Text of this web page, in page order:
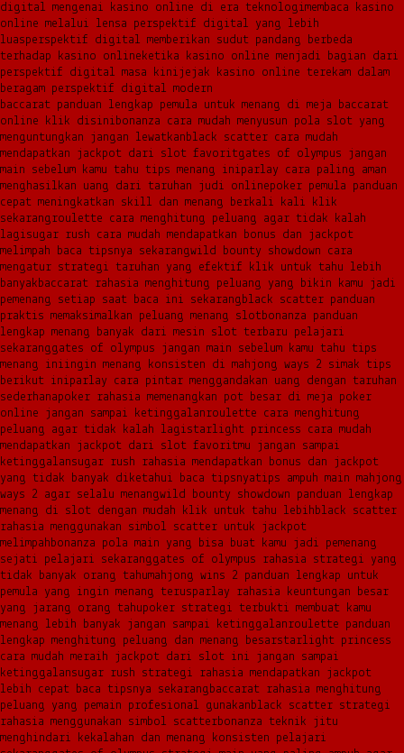
digital mengenai kasino online di era teknologimembaca kasino
online melalui lensa perspektif digital yang lebih
luasperspektif digital memberikan sudut pandang berbeda
terhadap kasino onlineketika kasino online menjadi bagian dari
perspektif digital masa kinijejak kasino online terekam dalam
beragam perspektif digital modern
baccarat panduan lengkap pemula untuk menang di meja baccarat
online klik disinibonanza cara mudah menyusun pola slot yang
menguntungkan jangan lewatkanblack scatter cara mudah
mendapatkan jackpot dari slot favoritgates of olympus jangan
main sebelum kamu tahu tips menang iniparlay cara paling aman
menghasilkan uang dari taruhan judi onlinepoker pemula panduan
cepat meningkatkan skill dan menang berkali kali klik
sekarangroulette cara menghitung peluang agar tidak kalah
lagisugar rush cara mudah mendapatkan bonus dan jackpot
melimpah baca tipsnya sekarangwild bounty showdown cara
mengatur strategi taruhan yang efektif klik untuk tahu lebih
banyakbaccarat rahasia menghitung peluang yang bikin kamu jadi
pemenang setiap saat baca ini sekarangblack scatter panduan
praktis memaksimalkan peluang menang slotbonanza panduan
lengkap menang banyak dari mesin slot terbaru pelajari
sekaranggates of olympus jangan main sebelum kamu tahu tips
menang iniingin menang konsisten di mahjong ways 2 simak tips
berikut iniparlay cara pintar menggandakan uang dengan taruhan
sederhanapoker rahasia memenangkan pot besar di meja poker
online jangan sampai ketinggalanroulette cara menghitung
peluang agar tidak kalah lagistarlight princess cara mudah
mendapatkan jackpot dari slot favoritmu jangan sampai
ketinggalansugar rush rahasia mendapatkan bonus dan jackpot
yang tidak banyak diketahui baca tipsnyatips ampuh main mahjong
ways 2 agar selalu menangwild bounty showdown panduan lengkap
menang di slot dengan mudah klik untuk tahu lebihblack scatter
rahasia menggunakan simbol scatter untuk jackpot
melimpahbonanza pola main yang bisa buat kamu jadi pemenang
sejati pelajari sekaranggates of olympus rahasia strategi yang
tidak banyak orang tahumahjong wins 2 panduan lengkap untuk
pemula yang ingin menang terusparlay rahasia keuntungan besar
yang jarang orang tahupoker strategi terbukti membuat kamu
menang lebih banyak jangan sampai ketinggalanroulette panduan
lengkap menghitung peluang dan menang besarstarlight princess
cara mudah meraih jackpot dari slot ini jangan sampai
ketinggalansugar rush strategi rahasia mendapatkan jackpot
lebih cepat baca tipsnya sekarangbaccarat rahasia menghitung
peluang yang pemain profesional gunakanblack scatter strategi
rahasia menggunakan simbol scatterbonanza teknik jitu
menghindari kekalahan dan menang konsisten pelajari